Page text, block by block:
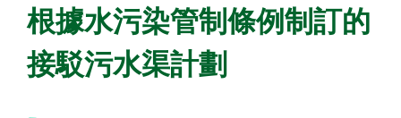
根據水污染管制條例制訂的
接駁污水渠計劃